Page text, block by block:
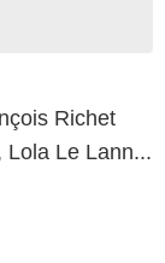
Richet
Lola Le Lann...